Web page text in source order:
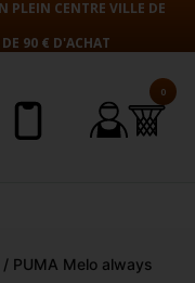
PLEIN CENTRE VILLE DE
90 € D'ACHAT
0
/ PUMA Melo always